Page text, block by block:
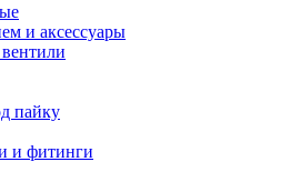
и аксессуары
пайку
и фитинги